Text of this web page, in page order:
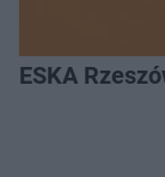
ESKA